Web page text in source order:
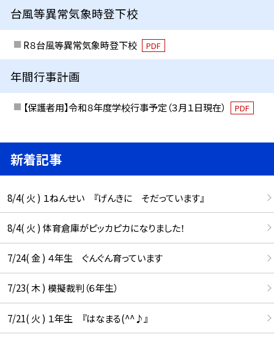
台風等異常気象時登下校
R８台風等異常気象時登下校 PDF
年間行事計画
【保護者用】令和８年度学校行事予定（３月１日現在） PDF
新着記事
8/4( 火 ) １ねんせい 『げんきに そだっています』
8/4( 火 ) 体育倉庫がピッカピカになりました！
7/24( 金 ) ４年生 ぐんぐん育っています
7/23( 木 ) 模擬裁判（６年生）
7/21( 火 ) １年生 『はなまる(^^♪』